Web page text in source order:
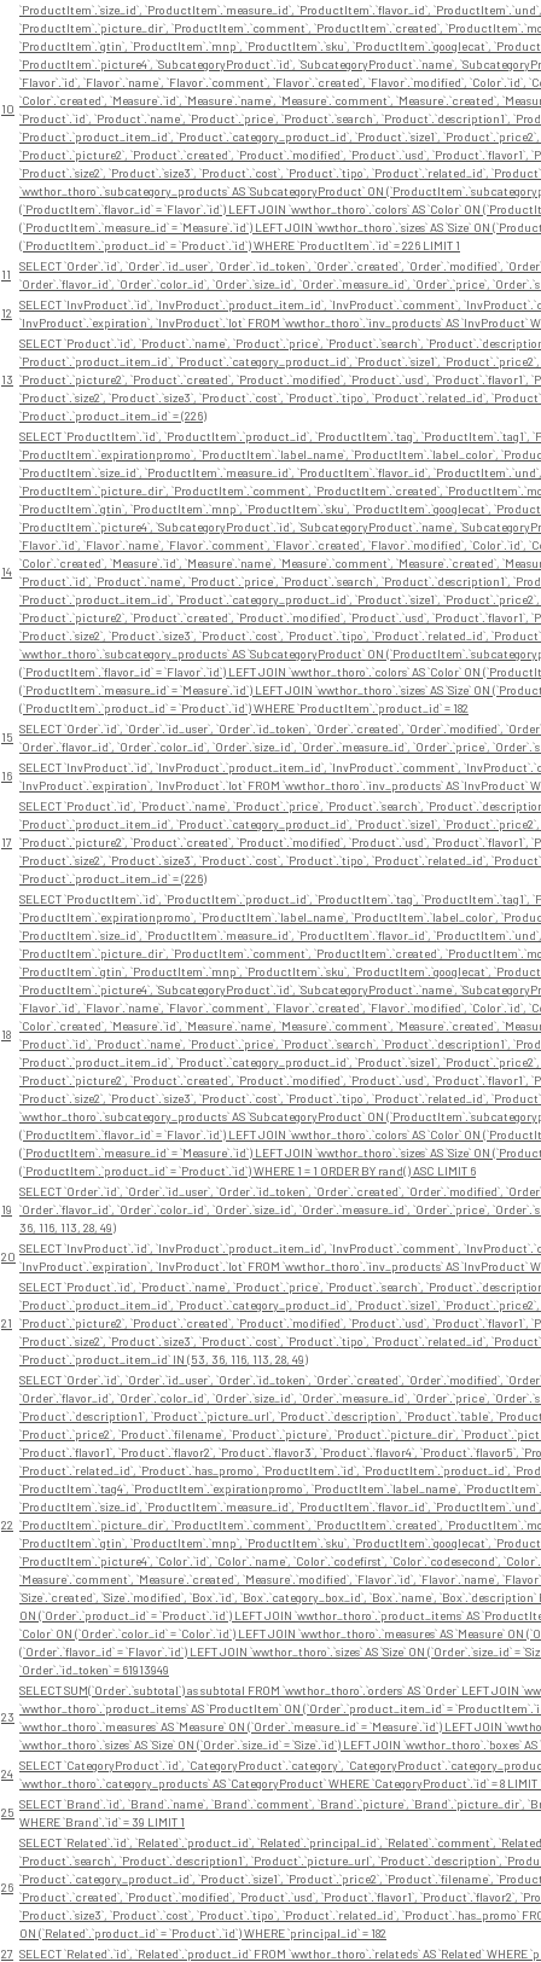
10
`ProductItem`.`size_id`, `ProductItem`.`measure_id`, `ProductItem`.`flavor_id`,
`ProductItem`.`picture_dir`, `ProductItem`.`comment`, `ProductItem`.`created`,
`ProductItem`.`gtin`, `ProductItem`.`mnp`, `ProductItem`.`sku`, `ProductItem`.`googlecat`,
`ProductItem`.`picture4`, `SubcategoryProduct`.`id`, `SubcategoryProduct`.`name`,
`Flavor`.`id`, `Flavor`.`name`, `Flavor`.`comment`, `Flavor`.`created`, `Flavor`.`modified`,
`Color`.`created`, `Measure`.`id`, `Measure`.`name`, `Measure`.`comment`, `Measure`.`created`,
`Product`.`id`, `Product`.`name`, `Product`.`price`, `Product`.`search`, `Product`.`description1`,
`Product`.`product_item_id`, `Product`.`category_product_id`, `Product`.`size1`,
`Product`.`picture2`, `Product`.`created`, `Product`.`modified`, `Product`.`usd`, `Product`.`flavor1`,
`Product`.`size2`, `Product`.`size3`, `Product`.`cost`, `Product`.`tipo`, `Product`.`related_id`,
`wwthor_thoro`.`subcategory_products` AS `SubcategoryProduct` ON
(`ProductItem`.`flavor_id` = `Flavor`.`id`) LEFT JOIN `wwthor_thoro`.`colors` AS `Color` ON
(`ProductItem`.`measure_id` = `Measure`.`id`) LEFT JOIN `wwthor_thoro`.`sizes` AS `Size` ON
(`ProductItem`.`product_id` = `Product`.`id`) WHERE `ProductItem`.`id` = 226 LIMIT 1
11
SELECT `Order`.`id`, `Order`.`id_user`, `Order`.`id_token`, `Order`.`created`, `Order`.`modified`,
`Order`.`flavor_id`, `Order`.`color_id`, `Order`.`size_id`, `Order`.`measure_id`, `Order`.`price`,
12
SELECT `InvProduct`.`id`, `InvProduct`.`product_item_id`, `InvProduct`.`comment`,
`InvProduct`.`expiration`, `InvProduct`.`lot` FROM `wwthor_thoro`.`inv_products` AS `InvProduct`
13
SELECT `Product`.`id`, `Product`.`name`, `Product`.`price`, `Product`.`search`,
`Product`.`product_item_id`, `Product`.`category_product_id`, `Product`.`size1`,
`Product`.`picture2`, `Product`.`created`, `Product`.`modified`, `Product`.`usd`, `Product`.`flavor1`,
`Product`.`size2`, `Product`.`size3`, `Product`.`cost`, `Product`.`tipo`, `Product`.`related_id`,
`Product`.`product_item_id` = (226)
14
SELECT `ProductItem`.`id`, `ProductItem`.`product_id`, `ProductItem`.`tag`, `ProductItem`.`tag1`,
`ProductItem`.`expirationpromo`, `ProductItem`.`label_name`, `ProductItem`.`label_color`,
`ProductItem`.`size_id`, `ProductItem`.`measure_id`, `ProductItem`.`flavor_id`,
`ProductItem`.`picture_dir`, `ProductItem`.`comment`, `ProductItem`.`created`,
`ProductItem`.`gtin`, `ProductItem`.`mnp`, `ProductItem`.`sku`, `ProductItem`.`googlecat`,
`ProductItem`.`picture4`, `SubcategoryProduct`.`id`, `SubcategoryProduct`.`name`,
`Flavor`.`id`, `Flavor`.`name`, `Flavor`.`comment`, `Flavor`.`created`, `Flavor`.`modified`,
`Color`.`created`, `Measure`.`id`, `Measure`.`name`, `Measure`.`comment`, `Measure`.`created`,
`Product`.`id`, `Product`.`name`, `Product`.`price`, `Product`.`search`, `Product`.`description1`,
`Product`.`product_item_id`, `Product`.`category_product_id`, `Product`.`size1`,
`Product`.`picture2`, `Product`.`created`, `Product`.`modified`, `Product`.`usd`, `Product`.`flavor1`,
`Product`.`size2`, `Product`.`size3`, `Product`.`cost`, `Product`.`tipo`, `Product`.`related_id`,
`wwthor_thoro`.`subcategory_products` AS `SubcategoryProduct` ON
(`ProductItem`.`flavor_id` = `Flavor`.`id`) LEFT JOIN `wwthor_thoro`.`colors` AS `Color` ON
(`ProductItem`.`measure_id` = `Measure`.`id`) LEFT JOIN `wwthor_thoro`.`sizes` AS `Size` ON
(`ProductItem`.`product_id` = `Product`.`id`) WHERE `ProductItem`.`product_id` = 182
15
SELECT `Order`.`id`, `Order`.`id_user`, `Order`.`id_token`, `Order`.`created`, `Order`.`modified`,
`Order`.`flavor_id`, `Order`.`color_id`, `Order`.`size_id`, `Order`.`measure_id`, `Order`.`price`,
16
SELECT `InvProduct`.`id`, `InvProduct`.`product_item_id`, `InvProduct`.`comment`,
`InvProduct`.`expiration`, `InvProduct`.`lot` FROM `wwthor_thoro`.`inv_products` AS `InvProduct`
17
SELECT `Product`.`id`, `Product`.`name`, `Product`.`price`, `Product`.`search`,
`Product`.`product_item_id`, `Product`.`category_product_id`, `Product`.`size1`,
`Product`.`picture2`, `Product`.`created`, `Product`.`modified`, `Product`.`usd`, `Product`.`flavor1`,
`Product`.`size2`, `Product`.`size3`, `Product`.`cost`, `Product`.`tipo`, `Product`.`related_id`,
`Product`.`product_item_id` = (226)
18
SELECT `ProductItem`.`id`, `ProductItem`.`product_id`, `ProductItem`.`tag`, `ProductItem`.`tag1`,
`ProductItem`.`expirationpromo`, `ProductItem`.`label_name`, `ProductItem`.`label_color`,
`ProductItem`.`size_id`, `ProductItem`.`measure_id`, `ProductItem`.`flavor_id`,
`ProductItem`.`picture_dir`, `ProductItem`.`comment`, `ProductItem`.`created`,
`ProductItem`.`gtin`, `ProductItem`.`mnp`, `ProductItem`.`sku`, `ProductItem`.`googlecat`,
`ProductItem`.`picture4`, `SubcategoryProduct`.`id`, `SubcategoryProduct`.`name`,
`Flavor`.`id`, `Flavor`.`name`, `Flavor`.`comment`, `Flavor`.`created`, `Flavor`.`modified`,
`Color`.`created`, `Measure`.`id`, `Measure`.`name`, `Measure`.`comment`, `Measure`.`created`,
`Product`.`id`, `Product`.`name`, `Product`.`price`, `Product`.`search`, `Product`.`description1`,
`Product`.`product_item_id`, `Product`.`category_product_id`, `Product`.`size1`,
`Product`.`picture2`, `Product`.`created`, `Product`.`modified`, `Product`.`usd`, `Product`.`flavor1`,
`Product`.`size2`, `Product`.`size3`, `Product`.`cost`, `Product`.`tipo`, `Product`.`related_id`,
`wwthor_thoro`.`subcategory_products` AS `SubcategoryProduct` ON
(`ProductItem`.`flavor_id` = `Flavor`.`id`) LEFT JOIN `wwthor_thoro`.`colors` AS `Color` ON
(`ProductItem`.`measure_id` = `Measure`.`id`) LEFT JOIN `wwthor_thoro`.`sizes` AS `Size` ON
(`ProductItem`.`product_id` = `Product`.`id`) WHERE 1 = 1 ORDER BY rand() ASC LIMIT 6
19
SELECT `Order`.`id`, `Order`.`id_user`, `Order`.`id_token`, `Order`.`created`, `Order`.`modified`,
`Order`.`flavor_id`, `Order`.`color_id`, `Order`.`size_id`, `Order`.`measure_id`, `Order`.`price`,
36, 116, 113, 28, 49)
20
SELECT `InvProduct`.`id`, `InvProduct`.`product_item_id`, `InvProduct`.`comment`,
`InvProduct`.`expiration`, `InvProduct`.`lot` FROM `wwthor_thoro`.`inv_products` AS `InvProduct`
21
SELECT `Product`.`id`, `Product`.`name`, `Product`.`price`, `Product`.`search`,
`Product`.`product_item_id`, `Product`.`category_product_id`, `Product`.`size1`,
`Product`.`picture2`, `Product`.`created`, `Product`.`modified`, `Product`.`usd`, `Product`.`flavor1`,
`Product`.`size2`, `Product`.`size3`, `Product`.`cost`, `Product`.`tipo`, `Product`.`related_id`,
`Product`.`product_item_id` IN (53, 36, 116, 113, 28, 49)
22
SELECT `Order`.`id`, `Order`.`id_user`, `Order`.`id_token`, `Order`.`created`, `Order`.`modified`,
`Order`.`flavor_id`, `Order`.`color_id`, `Order`.`size_id`, `Order`.`measure_id`, `Order`.`price`,
`Product`.`description1`, `Product`.`picture_url`, `Product`.`description`, `Product`.`table`,
`Product`.`price2`, `Product`.`filename`, `Product`.`picture`, `Product`.`picture_dir`,
`Product`.`flavor1`, `Product`.`flavor2`, `Product`.`flavor3`, `Product`.`flavor4`, `Product`.`flavor5`,
`Product`.`related_id`, `Product`.`has_promo`, `ProductItem`.`id`, `ProductItem`.`product_id`,
`ProductItem`.`tag4`, `ProductItem`.`expirationpromo`, `ProductItem`.`label_name`,
`ProductItem`.`size_id`, `ProductItem`.`measure_id`, `ProductItem`.`flavor_id`,
`ProductItem`.`picture_dir`, `ProductItem`.`comment`, `ProductItem`.`created`,
`ProductItem`.`gtin`, `ProductItem`.`mnp`, `ProductItem`.`sku`, `ProductItem`.`googlecat`,
`ProductItem`.`picture4`, `Color`.`id`, `Color`.`name`, `Color`.`codefirst`, `Color`.`codesecond`,
`Measure`.`comment`, `Measure`.`created`, `Measure`.`modified`, `Flavor`.`id`, `Flavor`.`name`,
`Size`.`created`, `Size`.`modified`, `Box`.`id`, `Box`.`category_box_id`, `Box`.`name`,
ON (`Order`.`product_id` = `Product`.`id`) LEFT JOIN `wwthor_thoro`.`product_items` AS
`Color` ON (`Order`.`color_id` = `Color`.`id`) LEFT JOIN `wwthor_thoro`.`measures` AS `Measure` ON
(`Order`.`flavor_id` = `Flavor`.`id`) LEFT JOIN `wwthor_thoro`.`sizes` AS `Size` ON (`Order`.`size_id` =
`Order`.`id_token` = 61913949
23
SELECT SUM(`Order`.`subtotal`) as subtotal FROM `wwthor_thoro`.`orders` AS `Order` LEFT JOIN
`wwthor_thoro`.`product_items` AS `ProductItem` ON (`Order`.`product_item_id` =
`wwthor_thoro`.`measures` AS `Measure` ON (`Order`.`measure_id` = `Measure`.`id`) LEFT JOIN
`wwthor_thoro`.`sizes` AS `Size` ON (`Order`.`size_id` = `Size`.`id`) LEFT JOIN `wwthor_thoro`.`boxes`
24
SELECT `CategoryProduct`.`id`, `CategoryProduct`.`category`,
`wwthor_thoro`.`category_products` AS `CategoryProduct` WHERE `CategoryProduct`.`id` = 8 LIMIT
25
SELECT `Brand`.`id`, `Brand`.`name`, `Brand`.`comment`, `Brand`.`picture`, `Brand`.`picture_dir`,
WHERE `Brand`.`id` = 39 LIMIT 1
26
SELECT `Related`.`id`, `Related`.`product_id`, `Related`.`principal_id`, `Related`.`comment`,
`Product`.`search`, `Product`.`description1`, `Product`.`picture_url`, `Product`.`description`,
`Product`.`category_product_id`, `Product`.`size1`, `Product`.`price2`, `Product`.`filename`,
`Product`.`created`, `Product`.`modified`, `Product`.`usd`, `Product`.`flavor1`, `Product`.`flavor2`,
`Product`.`size3`, `Product`.`cost`, `Product`.`tipo`, `Product`.`related_id`, `Product`.`has_promo`
ON (`Related`.`product_id` = `Product`.`id`) WHERE `principal_id` = 182
27 SELECT `Related`.`id`, `Related`.`product_id` FROM `wwthor_thoro`.`relateds` AS `Related` WHERE